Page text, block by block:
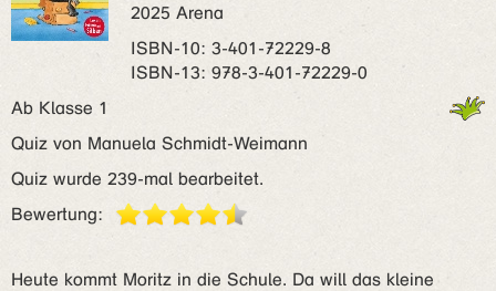
2025 Arena
ISBN‑10: 3-401-72229-8
ISBN‑13: 978-3-401-72229-0
Ab Klasse 1
Quiz von Manuela Schmidt-Weimann
Quiz wurde 239-mal bearbeitet.
Bewertung:
Heute kommt Moritz in die Schule. Da will das kleine